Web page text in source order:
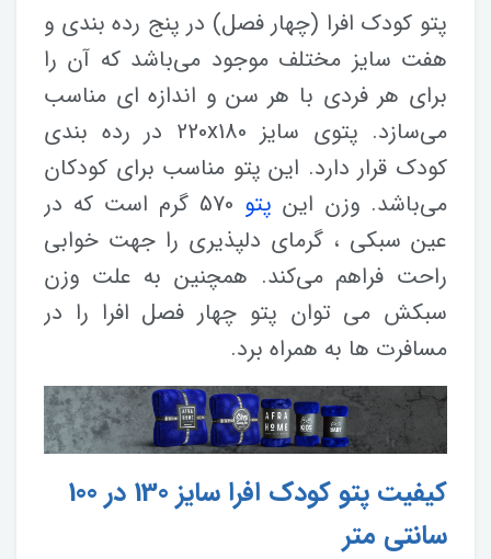
پتو کودک افرا (چهار فصل) در پنج رده بندی و
هفت سایز مختلف موجود می‌باشد که آن را
برای هر فردی با هر سن و اندازه ای مناسب
می‌سازد. پتوی سایز 220x180 در رده بندی
کودک قرار دارد. این پتو مناسب برای کودکان
می‌باشد. وزن این پتو
570 گرم است که در
عین سبکی ، گرمای دلپذیری را جهت خوابی
راحت فراهم می‌کند. همچنین به علت وزن
سبکش می توان پتو چهار فصل افرا را در
مسافرت ها به همراه برد.
کیفیت پتو کودک افرا سایز 130 در 100
سانتی متر